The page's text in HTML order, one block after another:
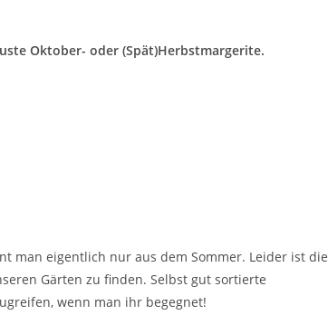
Oktober- oder (Spät)Herbstmargerite.
man eigentlich nur aus dem Sommer. Leider ist die
Gärten zu finden. Selbst gut sortierte
wenn man ihr begegnet!